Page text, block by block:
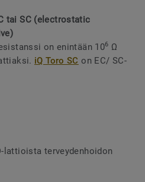
tai SC (electrostatic
on enintään 106 Ω
iQ Toro SC on EC/ SC-
lattioista terveydenhoidon